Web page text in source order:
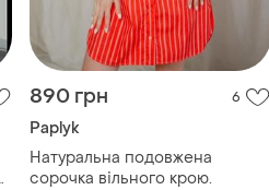
890 грн 6
Paplyk
Натуральна подовжена
сорочка вільного крою.